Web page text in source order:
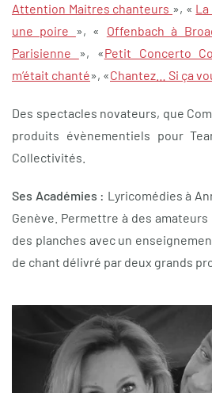
Attention Maitres chanteurs », « La
une poire », « Offenbach à
Parisienne », «Petit Concerto
m’était chanté», «Chantez… Si ça
Des spectacles novateurs, que
produits évènementiels pour
Collectivités.
Ses Académies : Lyricomédies à
Genève. Permettre à des
des planches avec un
de chant délivré par deux grands